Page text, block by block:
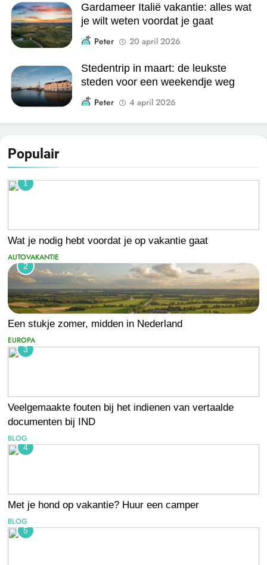
Gardameer Italië vakantie: alles wat
je wilt weten voordat je gaat
Peter
20 april 2026
Stedentrip in maart: de leukste
steden voor een weekendje weg
Peter
4 april 2026
Populair
1
Wat je nodig hebt voordat je op vakantie gaat
AUTOVAKANTIE
2
Een stukje zomer, midden in Nederland
EUROPA
3
Veelgemaakte fouten bij het indienen van vertaalde
documenten bij IND
BLOG
4
Met je hond op vakantie? Huur een camper
BLOG
5